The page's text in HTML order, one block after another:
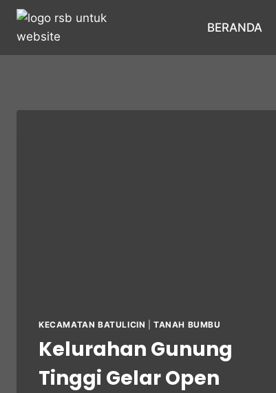
BERANDA
KECAMATAN BATULICIN |TANAH BUMBU
Kelurahan Gunung
Tinggi Gelar Open